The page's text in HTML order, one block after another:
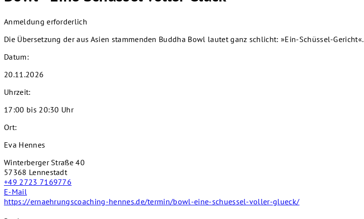
Anmeldung erforderlich
Die Übersetzung der aus Asien stammenden Buddha Bowl lautet ganz schlicht: »Ein-Schüssel-Gericht«.
Datum:
20.11.2026
Uhrzeit:
17:00 bis 20:30 Uhr
Ort:
Eva Hennes
Winterberger Straße 40
57368 Lennestadt
+49 2723 7169776
E-Mail
https://ernaehrungscoaching-hennes.de/termin/bowl-eine-schuessel-voller-glueck/